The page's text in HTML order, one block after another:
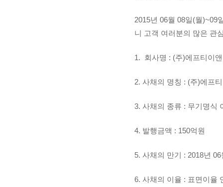
2015년 06월 08일(월)~09
니 고객 여러분의 많은 관
1. 회사명 : (주)에프티이
2. 사채의 명칭 : (주)에프
3. 사채의 종류 : 무기명식
4. 발행금액 : 150억원
5. 사채의 만기 : 2018년 06
6. 사채의 이율 : 표면이율